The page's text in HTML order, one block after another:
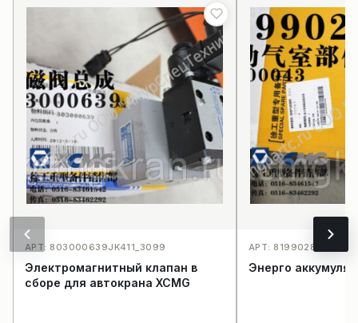
АРТ: 803000639JK411_3099
Электромагнитный клапан в
сборе для автокрана XCMG
АРТ:
Энерго